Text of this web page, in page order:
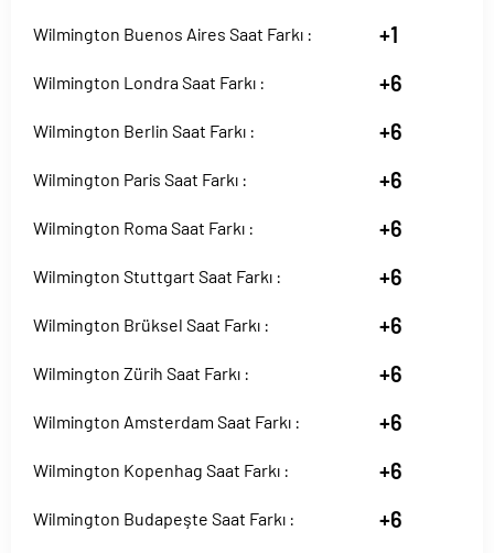
Wilmington Buenos Aires Saat Farkı : +1
Wilmington Londra Saat Farkı : +6
Wilmington Berlin Saat Farkı : +6
Wilmington Paris Saat Farkı : +6
Wilmington Roma Saat Farkı : +6
Wilmington Stuttgart Saat Farkı : +6
Wilmington Brüksel Saat Farkı : +6
Wilmington Zürih Saat Farkı : +6
Wilmington Amsterdam Saat Farkı : +6
Wilmington Kopenhag Saat Farkı : +6
Wilmington Budapeşte Saat Farkı : +6